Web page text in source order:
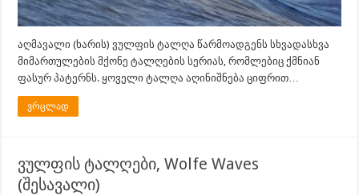
აღმავალი (ხარის) ვულფის ტალღა წარმოადგენს სხვადასხვა
მიმართულების მქონე ტალღების სერიას, რომლებიც ქმნიან
ფასურ პატერნს. ყოველი ტალღა აღინიშნება ციფრით…
ვრცლად
ვულფის ტალღები, Wolfe Waves
(შესავალი)